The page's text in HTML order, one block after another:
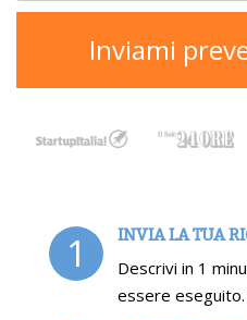
Inviami
1 INVIA LA TUA
Descrivi in 1
essere